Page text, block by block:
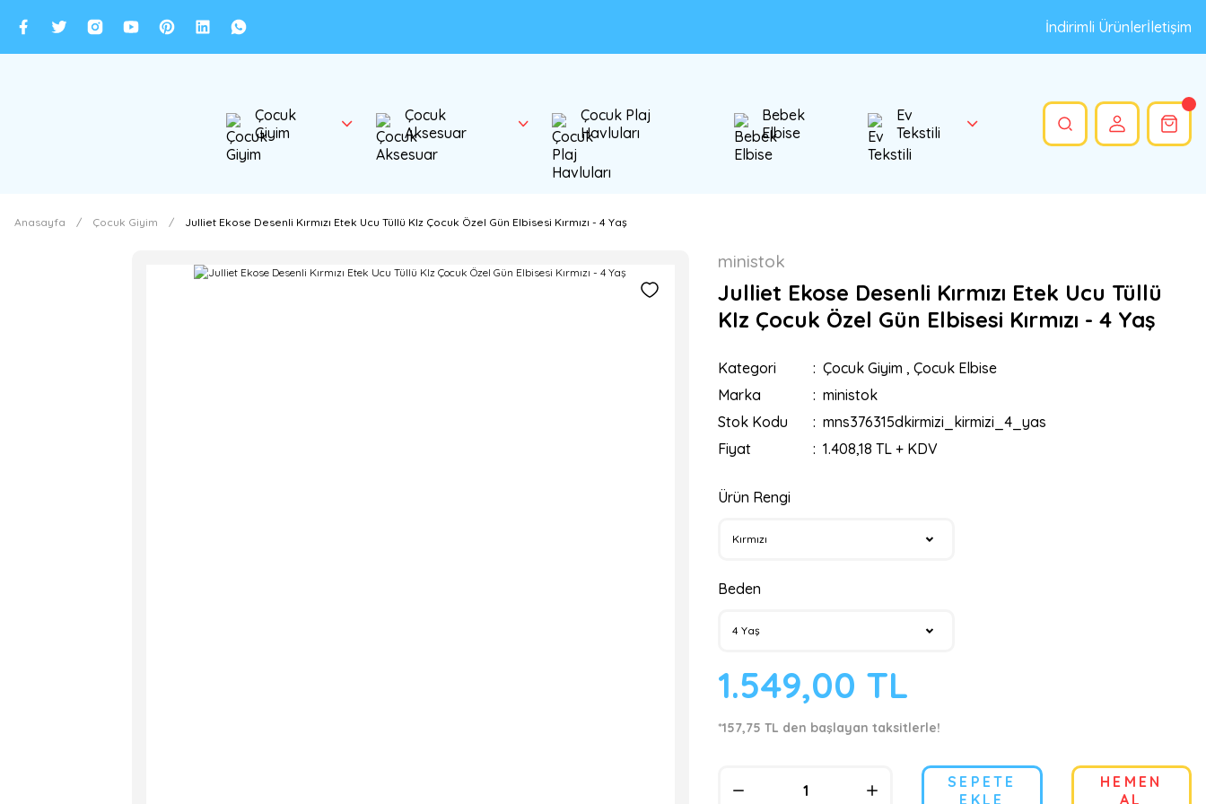
İndirimli Ürünlerİletişim
Çocuk
Giyim
Çocuk
Aksesuar
Çocuk Plaj
Havluları
Bebek
Elbise
Ev
Tekstili
Anasayfa Çocuk Giyim Julliet Ekose Desenli Kırmızı Etek Ucu Tüllü KIz Çocuk Özel Gün Elbisesi Kırmızı - 4 Yaş
ministok
Julliet Ekose Desenli Kırmızı Etek Ucu Tüllü
KIz Çocuk Özel Gün Elbisesi Kırmızı - 4 Yaş
Kategori Çocuk Giyim , Çocuk Elbise
Marka
ministok
Stok Kodu
mns376315dkirmizi_kirmizi_4_yas
Fiyat
1.408,18 TL + KDV
Ürün Rengi
Beden
1.549,00 TL
*157,75 TL den başlayan taksitlerle!
SEPETE
EKLE
HEMEN
AL